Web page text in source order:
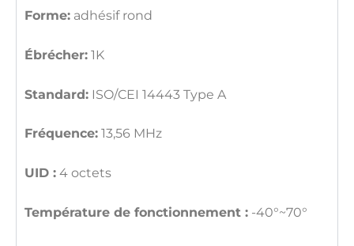
Forme: adhésif rond
Ébrécher: 1K
Standard: ISO/CEI 14443 Type A
Fréquence: 13,56 MHz
UID : 4 octets
Température de fonctionnement : -40°~70°